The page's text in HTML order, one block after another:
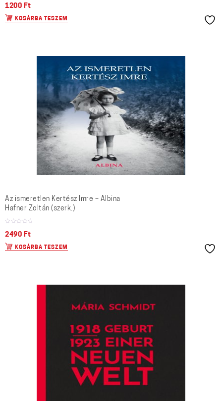
1200 Ft
KOSÁRBA TESZEM
Az ismeretlen Kertész Imre – Albina
Hafner Zoltán (szerk.)
2490 Ft
KOSÁRBA TESZEM